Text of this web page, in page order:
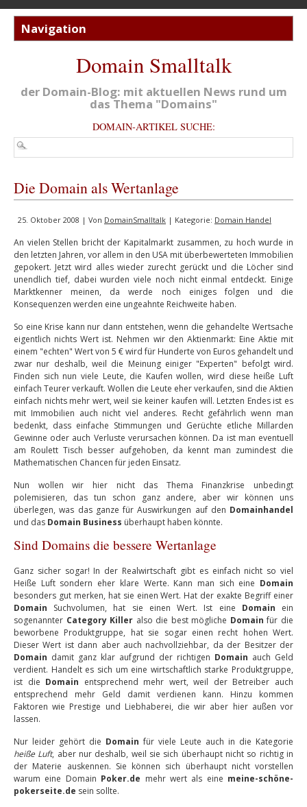
Domain Smalltalk
der Domain-Blog: mit aktuellen News rund um
das Thema "Domains"
DOMAIN-ARTIKEL SUCHE:
Die Domain als Wertanlage
25. Oktober 2008 | Von DomainSmalltalk | Kategorie: Domain Handel
An vielen Stellen bricht der Kapitalmarkt zusammen, zu hoch wurde in
den letzten Jahren, vor allem in den USA mit überbewerteten Immobilien
gepokert. Jetzt wird alles wieder zurecht gerückt und die Löcher sind
unendlich tief, dabei wurden viele noch nicht einmal entdeckt. Einige
Marktkenner meinen, da werde noch einiges folgen und die
Konsequenzen werden eine ungeahnte Reichweite haben.
So eine Krise kann nur dann entstehen, wenn die gehandelte Wertsache
eigentlich nichts Wert ist. Nehmen wir den Aktienmarkt: Eine Aktie mit
einem "echten" Wert von 5 € wird für Hunderte von Euros gehandelt und
zwar nur deshalb, weil die Meinung einiger "Experten" befolgt wird.
Finden sich nun viele Leute, die Kaufen wollen, wird diese heiße Luft
einfach Teurer verkauft. Wollen die Leute eher verkaufen, sind die Aktien
einfach nichts mehr wert, weil sie keiner kaufen will. Letzten Endes ist es
mit Immobilien auch nicht viel anderes. Recht gefährlich wenn man
bedenkt, dass einfache Stimmungen und Gerüchte etliche Millarden
Gewinne oder auch Verluste verursachen können. Da ist man eventuell
am Roulett Tisch besser aufgehoben, da kennt man zumindest die
Mathematischen Chancen für jeden Einsatz.
Nun wollen wir hier nicht das Thema Finanzkrise unbedingt
polemisieren, das tun schon ganz andere, aber wir können uns
überlegen, was das ganze für Auswirkungen auf den Domainhandel
und das Domain Business überhaupt haben könnte.
Sind Domains die bessere Wertanlage
Ganz sicher sogar! In der Realwirtschaft gibt es einfach nicht so viel
Heiße Luft sondern eher klare Werte. Kann man sich eine Domain
besonders gut merken, hat sie einen Wert. Hat der exakte Begriff einer
Domain Suchvolumen, hat sie einen Wert. Ist eine Domain ein
sogenannter Category Killer also die best mögliche Domain für die
beworbene Produktgruppe, hat sie sogar einen recht hohen Wert.
Dieser Wert ist dann aber auch nachvollziehbar, da der Besitzer der
Domain damit ganz klar aufgrund der richtigen Domain auch Geld
verdient. Handelt es sich um eine wirtschaftlich starke Produktgruppe,
ist die Domain entsprechend mehr wert, weil der Betreiber auch
entsprechend mehr Geld damit verdienen kann. Hinzu kommen
Faktoren wie Prestige und Liebhaberei, die wir aber hier außen vor
lassen.
Nur leider gehört die Domain für viele Leute auch in die Kategorie
heiße Luft, aber nur deshalb, weil sie sich überhaupt nicht so richtig in
der Materie auskennen. Sie können sich überhaupt nicht vorstellen
warum eine Domain Poker.de mehr wert als eine meine-schöne-
pokerseite.de sein sollte.